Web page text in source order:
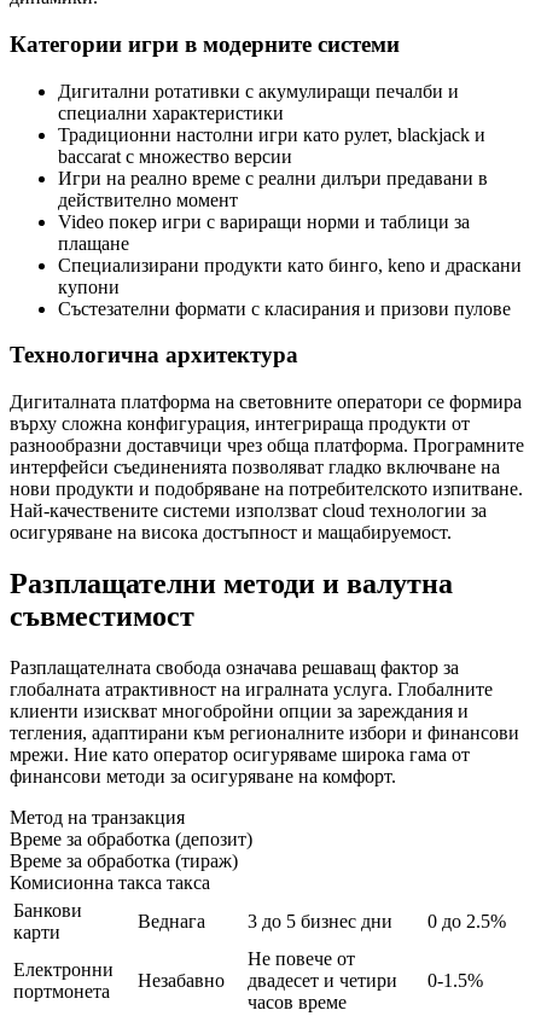
Категории игри в модерните системи
Дигитални ротативки с акумулиращи печалби и
специални характеристики
Традиционни настолни игри като рулет, blackjack и
baccarat с множество версии
Игри на реално време с реални дилъри предавани в
действително момент
Video покер игри с вариращи норми и таблици за
плащане
Специализирани продукти като бинго, keno и драскани
купони
Състезателни формати с класирания и призови пулове
Технологична архитектура
Дигиталната платформа на световните оператори се формира
върху сложна конфигурация, интегрираща продукти от
разнообразни доставчици чрез обща платформа. Програмните
интерфейси съединенията позволяват гладко включване на
нови продукти и подобряване на потребителското изпитване.
Най-качествените системи използват cloud технологии за
осигуряване на висока достъпност и мащабируемост.
Разплащателни методи и валутна
съвместимост
Разплащателната свобода означава решаващ фактор за
глобалната атрактивност на игралната услуга. Глобалните
клиенти изискват многобройни опции за зареждания и
тегления, адаптирани към регионалните избори и финансови
мрежи. Ние като оператор осигуряваме широка гама от
финансови методи за осигуряване на комфорт.
Метод на транзакция
Време за обработка (депозит)
Време за обработка (тираж)
Комисионна такса такса
Банкови
карти
Веднага 3 до 5 бизнес дни 0 до 2.5%
Електронни
портмонета
Незабавно
Не повече от
двадесет и четири
часов време
0-1.5%